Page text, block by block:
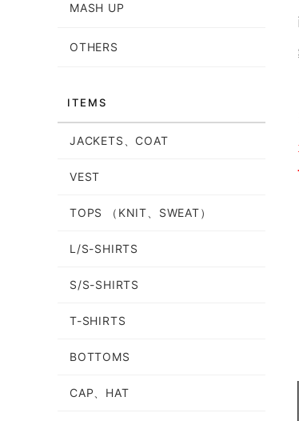
MASH UP
OTHERS
ITEMS
JACKETS、COAT
VEST
TOPS （KNIT、SWEAT）
L/S-SHIRTS
S/S-SHIRTS
T-SHIRTS
BOTTOMS
CAP、HAT